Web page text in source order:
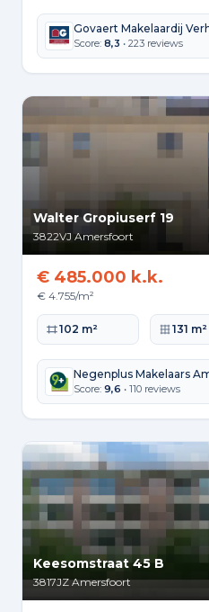
Govaert Makelaardij
Score: 8,3 • 223 reviews
Walter Gropiuserf 19
3822VJ Amersfoort
€ 485.000 k.k.
€ 4.755/m²
Woonoppervlakte
102 m² 131 m²
Negenplus Makelaars
Score: 9,6 • 110 reviews
Keesomstraat 45 B
3817JZ Amersfoort